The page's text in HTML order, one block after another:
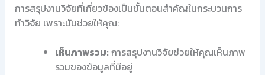
การสรุปงานวิจัยที่เกี่ยวข้องเป็นขั้นตอนสำคัญในกระบวนการ
ทำวิจัย เพราะมันช่วยให้คุณ:
เห็นภาพรวม: การสรุปงานวิจัยช่วยให้คุณเห็นภาพ
รวมของข้อมูลที่มีอยู่